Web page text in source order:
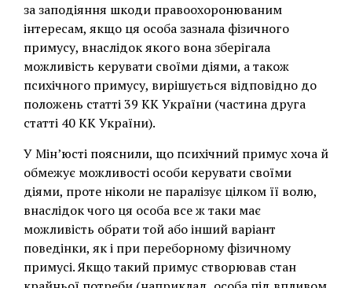
за заподіяння шкоди правоохоронюваним
інтересам, якщо ця особа зазнала фізичного
примусу, внаслідок якого вона зберігала
можливість керувати своїми діями, а також
психічного примусу, вирішується відповідно до
положень статті 39 КК України (частина друга
статті 40 КК України).
У Мін’юсті пояснили, що психічний примус хоча й
обмежує можливості особи керувати своїми
діями, проте ніколи не паралізує цілком її волю,
внаслідок чого ця особа все ж таки має
можливість обрати той або інший варіант
поведінки, як і при переборному фізичному
примусі. Якщо такий примус створював стан